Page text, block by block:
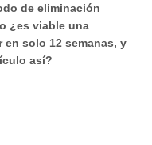
de eliminación
¿es viable una
en solo 12 semanas, y
así?